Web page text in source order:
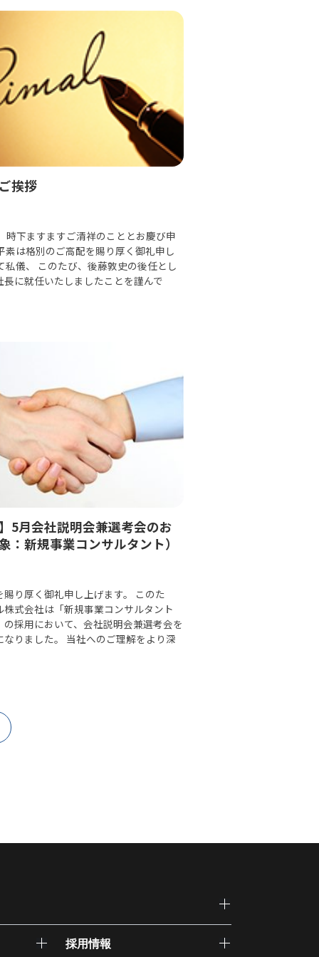
挨拶
時下ますますご清祥のこととお慶び申
素は格別のご高配を賜り厚く御礼申し
私儀、 このたび、後藤敦史の後任とし
に就任いたしましたことを謹んで
5月会社説明会兼選考会のお
：新規事業コンサルタント）
り厚く御礼申し上げます。 このた
式会社は「新規事業コンサルタント
採用において、会社説明会兼選考会を
りました。 当社へのご理解をより深
採用情報